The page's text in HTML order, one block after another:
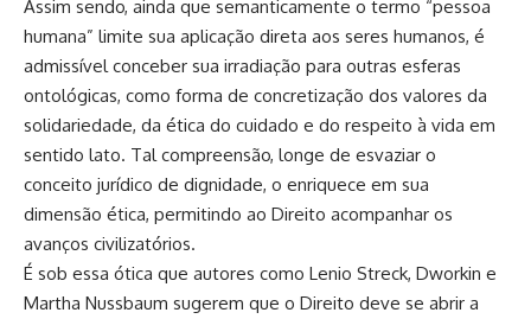
Assim sendo, ainda que semanticamente o termo “pessoa
humana” limite sua aplicação direta aos seres humanos, é
admissível conceber sua irradiação para outras esferas
ontológicas, como forma de concretização dos valores da
solidariedade, da ética do cuidado e do respeito à vida em
sentido lato. Tal compreensão, longe de esvaziar o
conceito jurídico de dignidade, o enriquece em sua
dimensão ética, permitindo ao Direito acompanhar os
avanços civilizatórios.
É sob essa ótica que autores como Lenio Streck, Dworkin e
Martha Nussbaum sugerem que o Direito deve se abrir a